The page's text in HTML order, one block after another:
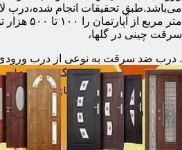
می‌باشد.طبق تحقیقات انجام شده،درب
متر مربع
سرقت چینی در گلها،
. درب ضد سرقت به نوعی از درب